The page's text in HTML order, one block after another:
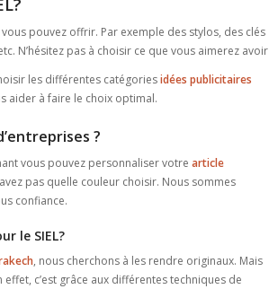
pouvez offrir. Par exemple des stylos, des clés
N’hésitez pas à choisir ce que vous aimerez avoir
les différentes catégoriesidées publicitaires
aider à faire le choix optimal.
?
vous pouvez personnaliser votre article
pas quelle couleur choisir. Nous sommes
confiance.
le SIEL?
, nous cherchons à les rendre originaux. Mais
c’est grâce aux différentes techniques de